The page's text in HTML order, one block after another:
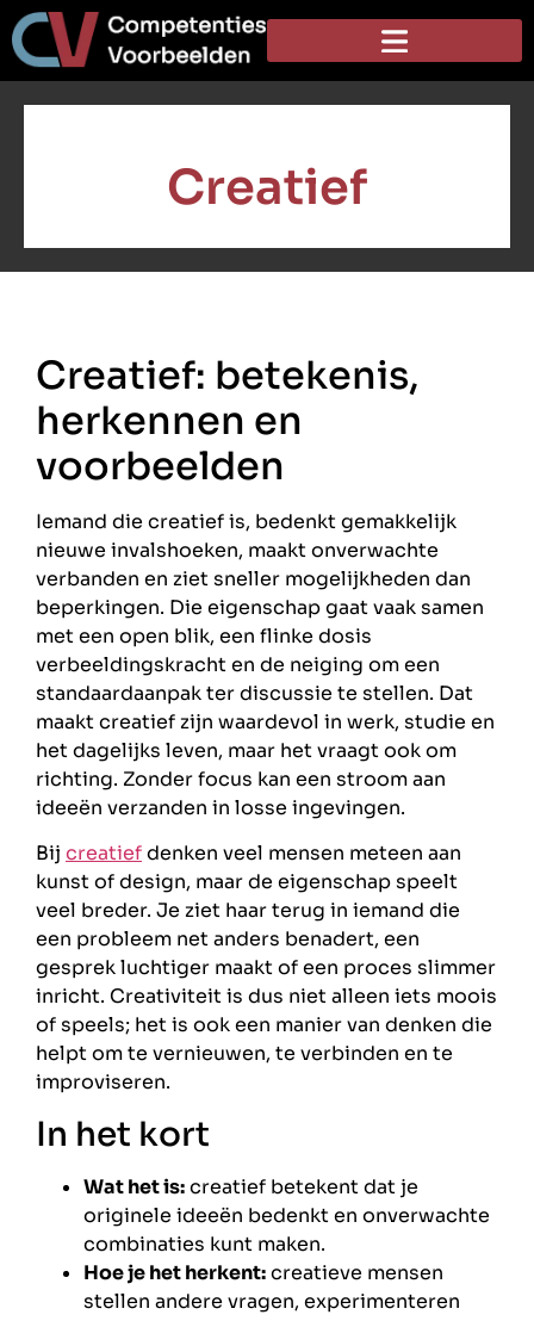
Creatief
Creatief: betekenis,
herkennen en
voorbeelden
Iemand die creatief is, bedenkt gemakkelijk
nieuwe invalshoeken, maakt onverwachte
verbanden en ziet sneller mogelijkheden dan
beperkingen. Die eigenschap gaat vaak samen
met een open blik, een flinke dosis
verbeeldingskracht en de neiging om een
standaardaanpak ter discussie te stellen. Dat
maakt creatief zijn waardevol in werk, studie en
het dagelijks leven, maar het vraagt ook om
richting. Zonder focus kan een stroom aan
ideeën verzanden in losse ingevingen.
Bij creatiefdenken veel mensen meteen aan
kunst of design, maar de eigenschap speelt
veel breder. Je ziet haar terug in iemand die
een probleem net anders benadert, een
gesprek luchtiger maakt of een proces slimmer
inricht. Creativiteit is dus niet alleen iets moois
of speels; het is ook een manier van denken die
helpt om te vernieuwen, te verbinden en te
improviseren.
In het kort
Wat het is:creatief betekent dat je
originele ideeën bedenkt en onverwachte
combinaties kunt maken.
Hoe je het herkent:creatieve mensen
stellen andere vragen, experimenteren